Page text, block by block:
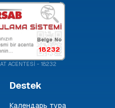
18232
ACENTESİ - 18232
Destek
Календарь тура